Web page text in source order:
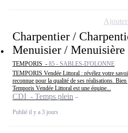
Charpentier /
Menuisier / Menuisière
TEMPORIS - 85 - SABLES-D'OLONNE
TEMPORIS Vendée Littoral : révélez votre
reconnue pour la qualité de ses réalisations.
Temporis Vendée Littoral est une équipe...
CDI - Temps plein
Publié il y a 3 jours